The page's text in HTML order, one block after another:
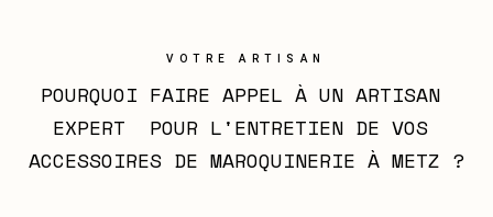
VOTRE ARTISAN
POURQUOI FAIRE APPEL À UN ARTISAN
EXPERT  POUR L'ENTRETIEN DE VOS
ACCESSOIRES DE MAROQUINERIE À METZ ?